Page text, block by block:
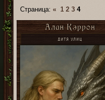
Страница:« 1 2 3 4
Алан Кэррон
ДИТЯ УЛИЦ